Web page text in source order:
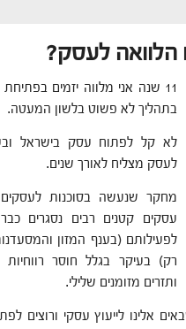
לעסק?
11 שנה אני מלווה יזמים
בתהליך לא פשוט בלשון המעטה.
לא קל לפתוח עסק בישראל
לעסק מצליח לאורך שנים.
מחקר שנעשה בסוכנות
עסקים קטנים רבים נסגרים
לפעילותם (בענף המזון
רק) בעיקר בגלל חוסר רווחיות
ותזרים מזומנים שלילי.
אלינו לייעוץ עסקי ורוצים